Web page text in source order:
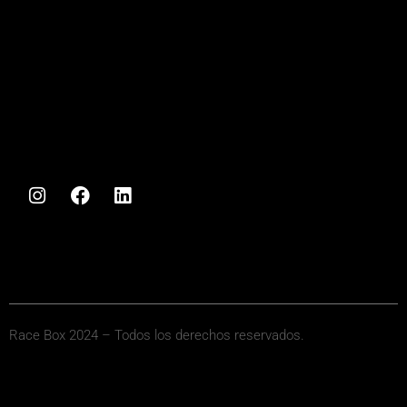
Race Box 2024 – Todos los derechos reservados.